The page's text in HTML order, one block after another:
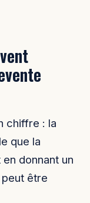
chiffre : la
que la
donnant un
être